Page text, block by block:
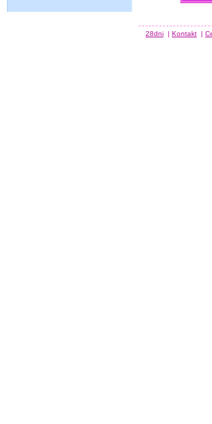
28dni | Kontakt |